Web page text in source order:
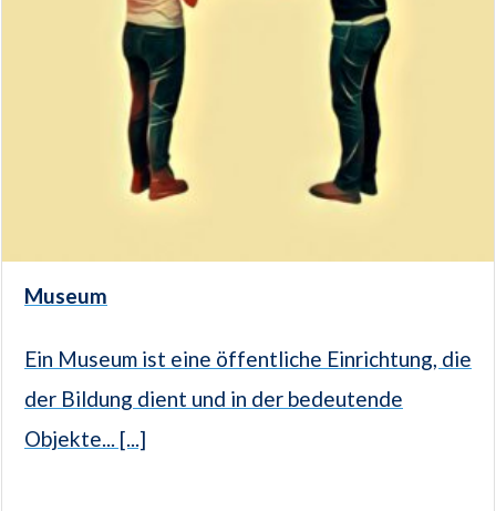
Museum
Ein Museum ist eine öffentliche Einrichtung, die
der Bildung dient und in der bedeutende
Objekte... [...]